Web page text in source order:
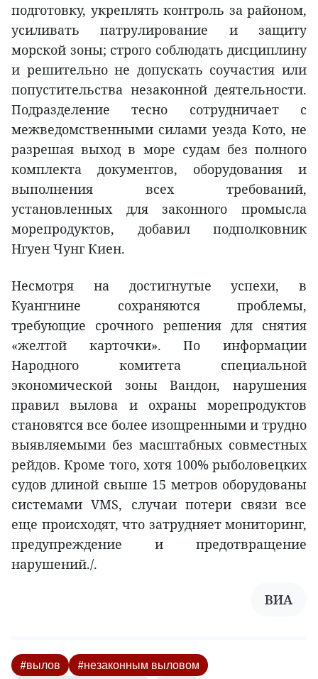
подготовку, укреплять контроль за районом,
усиливать патрулирование и защиту
морской зоны; строго соблюдать дисциплину
и решительно не допускать соучастия или
попустительства незаконной деятельности.
Подразделение тесно сотрудничает с
межведомственными силами уезда Кото, не
разрешая выход в море судам без полного
комплекта документов, оборудования и
выполнения всех требований,
установленных для законного промысла
морепродуктов, добавил подполковник
Нгуен Чунг Киен.
Несмотря на достигнутые успехи, в
Куангнине сохраняются проблемы,
требующие срочного решения для снятия
«желтой карточки». По информации
Народного комитета специальной
экономической зоны Вандон, нарушения
правил вылова и охраны морепродуктов
становятся все более изощренными и трудно
выявляемыми без масштабных совместных
рейдов. Кроме того, хотя 100% рыболовецких
судов длиной свыше 15 метров оборудованы
системами VMS, случаи потери связи все
еще происходят, что затрудняет мониторинг,
предупреждение и предотвращение
нарушений./.
ВИА
#вылов
#незаконным выловом